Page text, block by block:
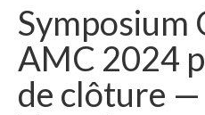
Symposium
AMC 2024
de clôture —